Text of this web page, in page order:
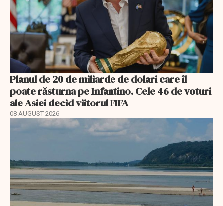
Planul de 20 de miliarde de dolari care îl
poate răsturna pe Infantino. Cele 46 de voturi
ale Asiei decid viitorul FIFA
08 AUGUST 2026